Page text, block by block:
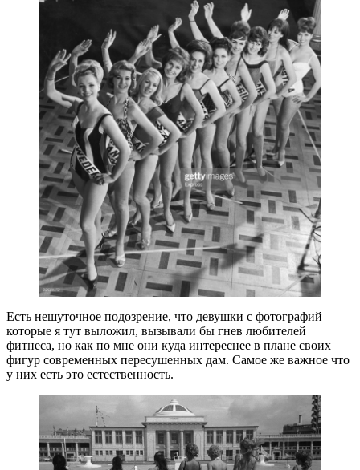
Есть нешуточное подозрение, что девушки с фотографий
которые я тут выложил, вызывали бы гнев любителей
фитнеса, но как по мне они куда интереснее в плане своих
фигур современных пересушенных дам. Самое же важное что
у них есть это естественность.